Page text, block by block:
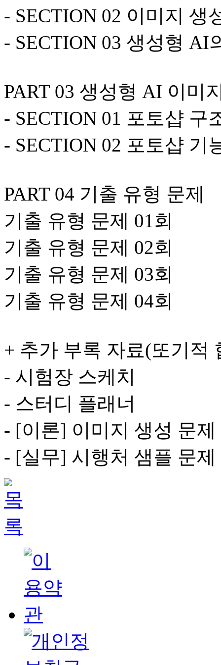
- SECTION 02 이미지 생
- SECTION 03 생성형 AI
PART 03 생성형 AI 이미
- SECTION 01 포토샵 구
- SECTION 02 포토샵 기
PART 04 기출 유형 문제
기출 유형 문제 01회
기출 유형 문제 02회
기출 유형 문제 03회
기출 유형 문제 04회
+ 추가 부록 자료(또기적
- 시험장 스케치
- 스터디 플래너
- [이론] 이미지 생성 문제
- [실무] 시행처 샘플 문제